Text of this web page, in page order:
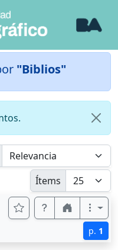
"Biblios"
Ítems
p. 1